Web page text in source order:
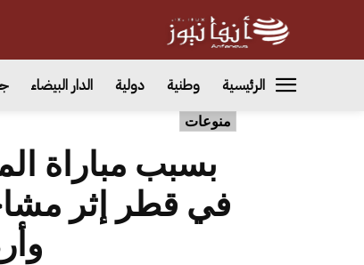
الرئيسية وطنية دولية الدار البيضاء
منوعات
في قطر إثر